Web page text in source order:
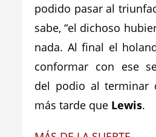
podido pasar al
sabe, “el dichoso
nada. Al final el
conformar con ese
del podio al terminar
más tarde que Lewis.